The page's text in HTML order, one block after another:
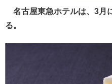
名古屋東急ホテルは、3月
る。